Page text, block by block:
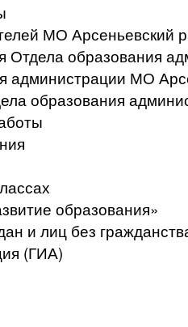
МО Арсеньевский
Отдела образования
администрации МО
образования
образования»
и лиц без
(ГИА)